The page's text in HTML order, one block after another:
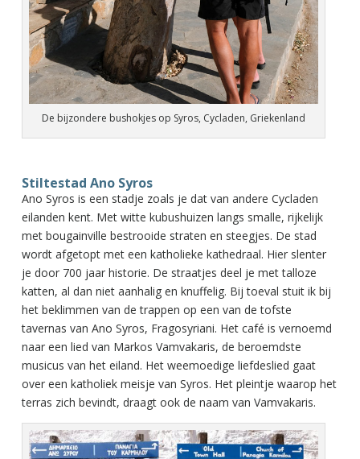
De bijzondere bushokjes op Syros, Cycladen, Griekenland
Stiltestad Ano Syros
Ano Syros is een stadje zoals je dat van andere Cycladen
eilanden kent. Met witte kubushuizen langs smalle, rijkelijk
met bougainville bestrooide straten en steegjes. De stad
wordt afgetopt met een katholieke kathedraal. Hier slenter
je door 700 jaar historie. De straatjes deel je met talloze
katten, al dan niet aanhalig en knuffelig. Bij toeval stuit ik bij
het beklimmen van de trappen op een van de tofste
tavernas van Ano Syros, Fragosyriani. Het café is vernoemd
naar een lied van Markos Vamvakaris, de beroemdste
musicus van het eiland. Het weemoedige liefdeslied gaat
over een katholiek meisje van Syros. Het pleintje waarop het
terras zich bevindt, draagt ook de naam van Vamvakaris.